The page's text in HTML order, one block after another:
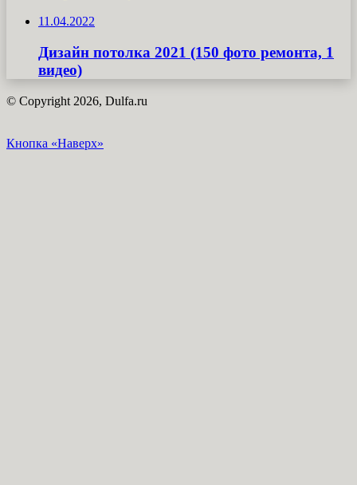
11.04.2022
Дизайн потолка 2021 (150 фото ремонта, 1
видео)
© Copyright 2026, Dulfa.ru
Кнопка «Наверх»